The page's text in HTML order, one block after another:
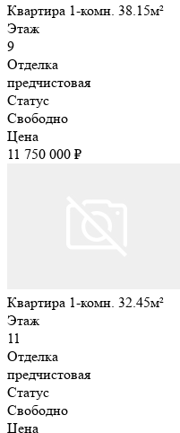
Квартира 1-комн. 38.15м²
Этаж
9
Отделка
предчистовая
Статус
Свободно
Цена
11 750 000 ₽
Квартира 1-комн. 32.45м²
Этаж
11
Отделка
предчистовая
Статус
Свободно
Цена